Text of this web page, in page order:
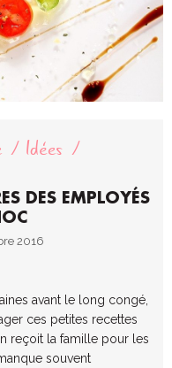
Idées
DES EMPLOYÉS
2016
avant le long congé,
ces petites recettes
reçoit la famille pour les
souvent